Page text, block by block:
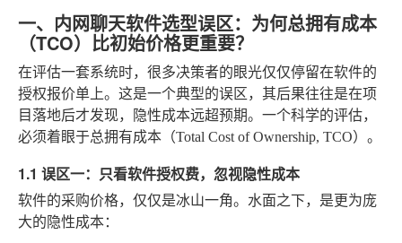
一、内网聊天软件选型误区：为何总拥有成本
（TCO）比初始价格更重要？
在评估一套系统时，很多决策者的眼光仅仅停留在软件的
授权报价单上。这是一个典型的误区，其后果往往是在项
目落地后才发现，隐性成本远超预期。一个科学的评估，
必须着眼于总拥有成本（Total Cost of Ownership, TCO）。
1.1 误区一：只看软件授权费，忽视隐性成本
软件的采购价格，仅仅是冰山一角。水面之下，是更为庞
大的隐性成本：